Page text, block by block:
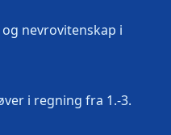
nevrovitenskap i
i regning fra 1.-3.